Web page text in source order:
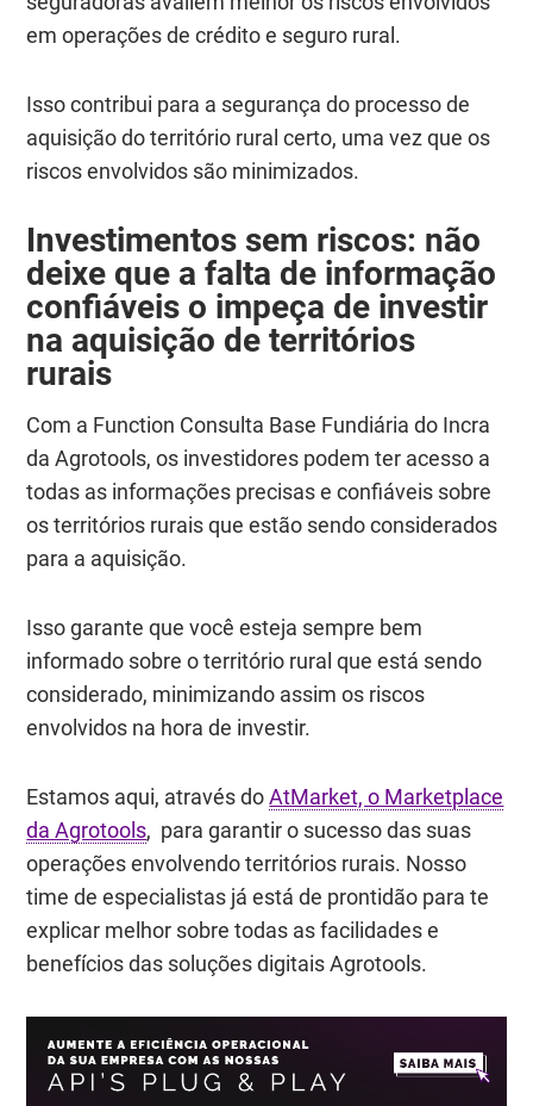
em operações de crédito e seguro rural.
Isso contribui para a segurança do processo de
aquisição do território rural certo, uma vez que os
riscos envolvidos são minimizados.
Investimentos sem riscos: não
deixe que a falta de informação
confiáveis o impeça de investir
na aquisição de territórios
rurais
Com a Function Consulta Base Fundiária do Incra
da Agrotools, os investidores podem ter acesso a
todas as informações precisas e confiáveis sobre
os territórios rurais que estão sendo considerados
para a aquisição.
Isso garante que você esteja sempre bem
informado sobre o território rural que está sendo
considerado, minimizando assim os riscos
envolvidos na hora de investir.
Estamos aqui, através doAtMarket, o Marketplace
da Agrotools, para garantir o sucesso das suas
operações envolvendo territórios rurais. Nosso
time de especialistas já está de prontidão para te
explicar melhor sobre todas as facilidades e
benefícios das soluções digitais Agrotools.